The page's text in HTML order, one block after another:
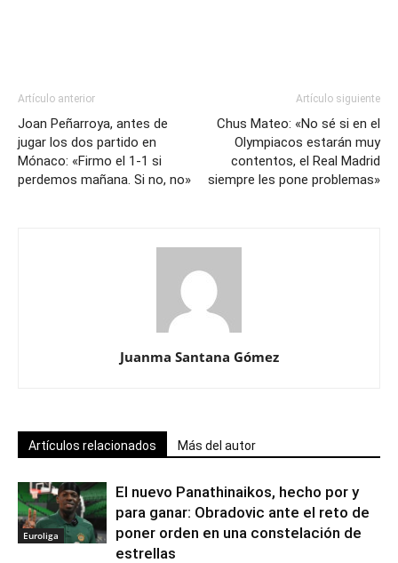
Artículo anterior
Joan Peñarroya, antes de
jugar los dos partido en
Mónaco: «Firmo el 1-1 si
perdemos mañana. Si no, no»
Artículo siguiente
Chus Mateo: «No sé si en el
Olympiacos estarán muy
contentos, el Real Madrid
siempre les pone problemas»
Juanma Santana Gómez
Artículos relacionados Más del autor
Euroliga
El nuevo Panathinaikos, hecho por y
para ganar: Obradovic ante el reto de
poner orden en una constelación de
estrellas